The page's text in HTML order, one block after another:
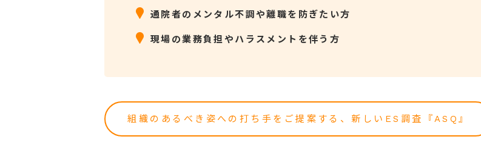
通院者のメンタル不調や離職を防ぎたい方
現場の業務負担やハラスメントを伴う方
組織のあるべき姿への打ち手をご提案する、新しいES調査『ASQ』